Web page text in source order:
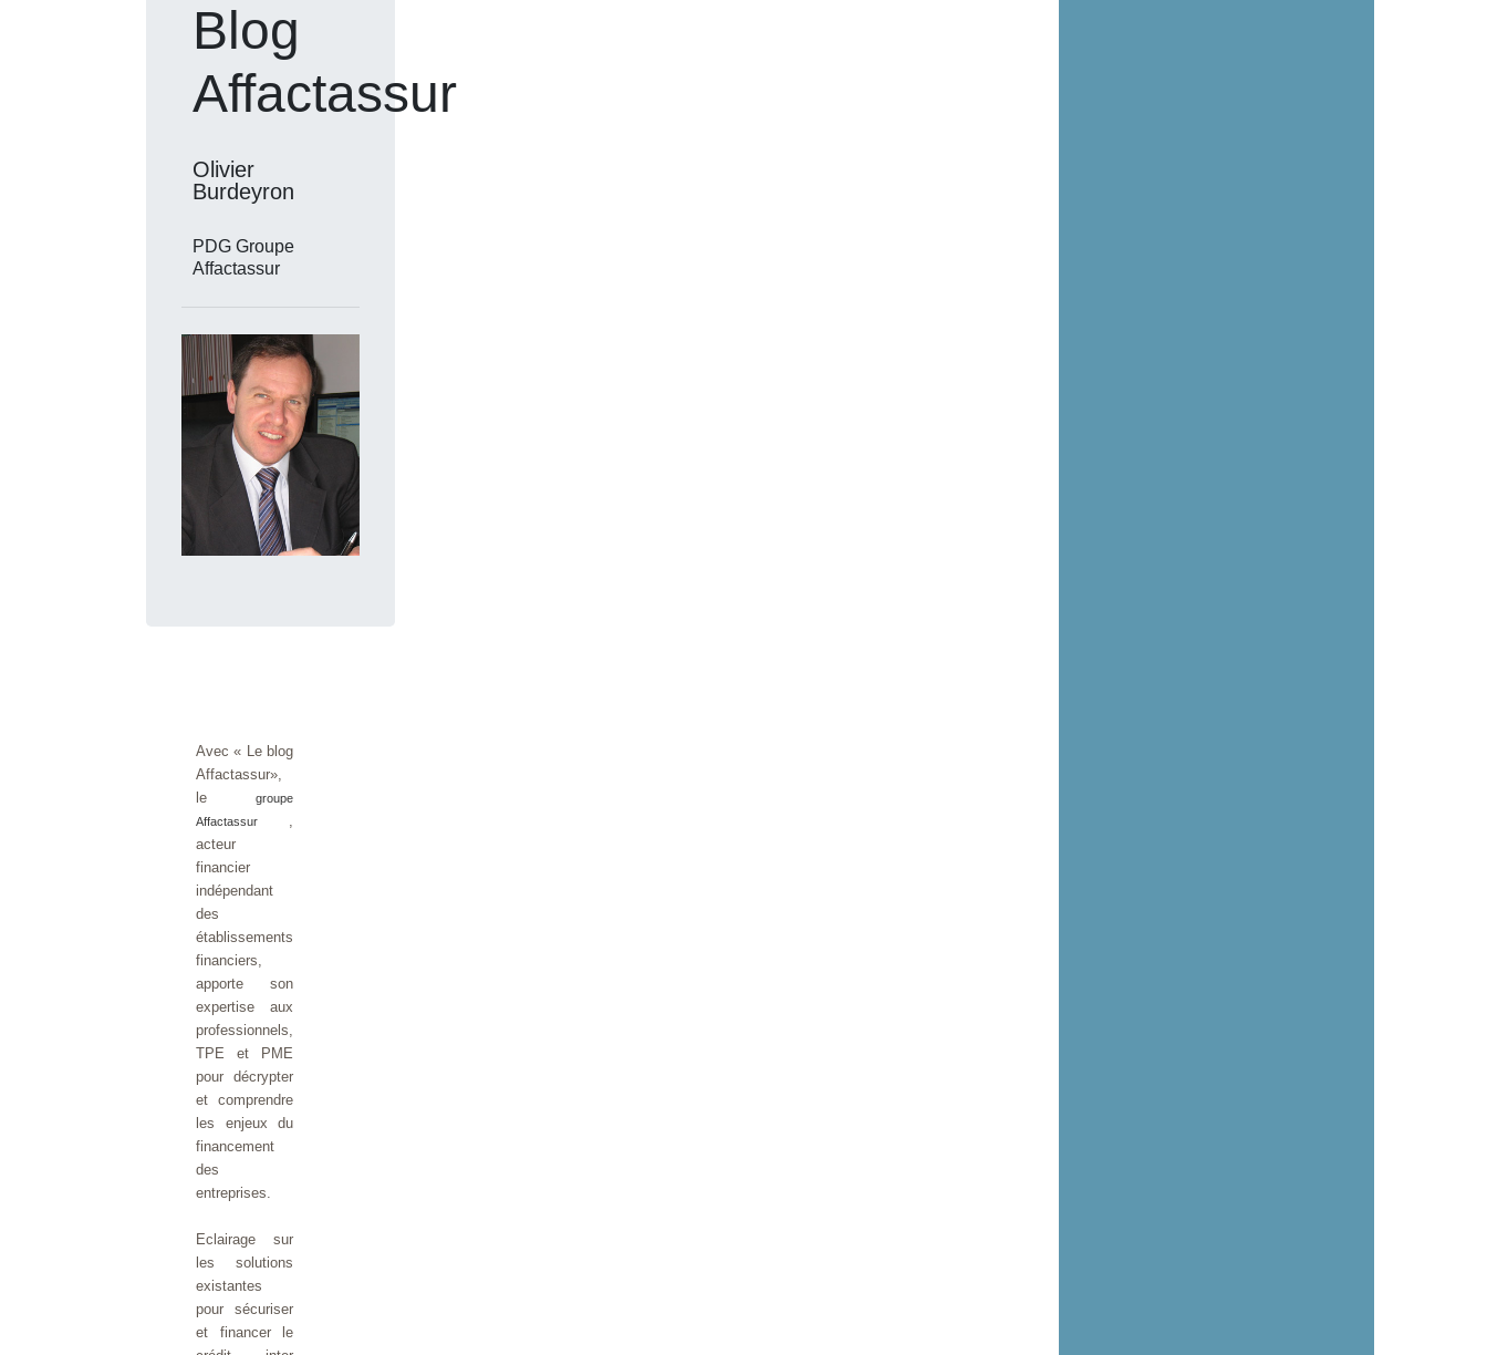
Blog
Affactassur
Olivier
Burdeyron
PDG Groupe
Affactassur
Avec « Le blog
Affactassur»,
le
groupe
Affactassur ,
acteur
financier
indépendant
des
établissements
financiers,
apporte son
expertise aux
professionnels,
TPE et PME
pour décrypter
et comprendre
les enjeux du
financement
des
entreprises.
Eclairage sur
les solutions
existantes
pour sécuriser
et financer le